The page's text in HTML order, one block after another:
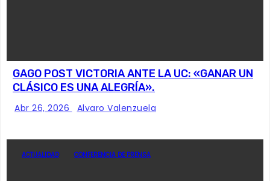
GAGO POST VICTORIA ANTE LA UC: «GANAR UN
CLÁSICO ES UNA ALEGRÍA».
Abr 26, 2026 Alvaro Valenzuela
ACTUALIDAD CONFERENCIA DE PRENSA